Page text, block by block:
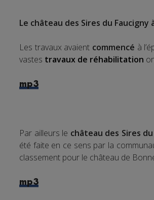
Le château des Sires du
Les travaux avaient commencé à
vastes travaux de réhabilitation
mp3
Par ailleurs le château des Sires
été faite en ce sens par la
classement pour le château de
mp3